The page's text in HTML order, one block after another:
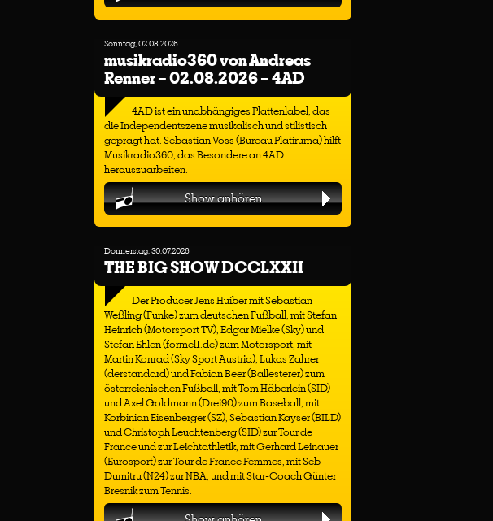
Sonntag, 02.08.2026
musikradio360 von Andreas
Renner – 02.08.2026 – 4AD
4AD ist ein unabhängiges Plattenlabel, das
die Independentszene musikalisch und stilistisch
geprägt hat. Sebastian Voss (Bureau Platiruma) hilft
Musikradio360, das Besondere an 4AD
herauszuarbeiten.
Show anhören
Donnerstag, 30.07.2026
THE BIG SHOW DCCLXXII
Der Producer Jens Huiber mit Sebastian
Weßling (Funke) zum deutschen Fußball, mit Stefan
Heinrich (Motorsport TV), Edgar Mielke (Sky) und
Stefan Ehlen (formel1.de) zum Motorsport, mit
Martin Konrad (Sky Sport Austria), Lukas Zahrer
(derstandard) und Fabian Beer (Ballesterer) zum
österreichischen Fußball, mit Tom Häberlein (SID)
und Axel Goldmann (Drei90) zum Baseball, mit
Korbinian Eisenberger (SZ), Sebastian Kayser (BILD)
und Christoph Leuchtenberg (SID) zur Tour de
France und zur Leichtathletik, mit Gerhard Leinauer
(Eurosport) zur Tour de France Femmes, mit Seb
Dumitru (N24) zur NBA, und mit Star-Coach Günter
Bresnik zum Tennis.